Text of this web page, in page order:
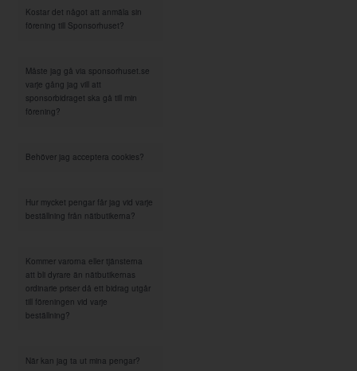
Kostar det något att anmäla sin
förening till Sponsorhuset?
Måste jag gå via sponsorhuset.se
varje gång jag vill att
sponsorbidraget ska gå till min
förening?
Behöver jag acceptera cookies?
Hur mycket pengar får jag vid varje
beställning från nätbutikerna?
Kommer varorna eller tjänsterna
att bli dyrare än nätbutikernas
ordinarie priser då ett bidrag utgår
till föreningen vid varje
beställning?
När kan jag ta ut mina pengar?